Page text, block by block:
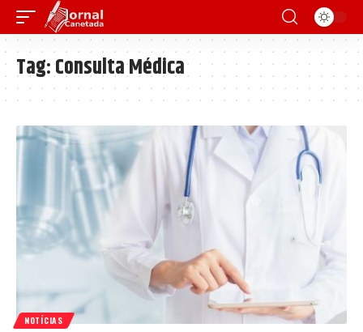
Tag:Consulta Médica
NOTÍCIAS